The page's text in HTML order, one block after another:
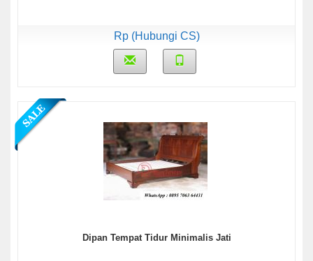
Rp (Hubungi CS)
Dipan Tempat Tidur Minimalis Jati